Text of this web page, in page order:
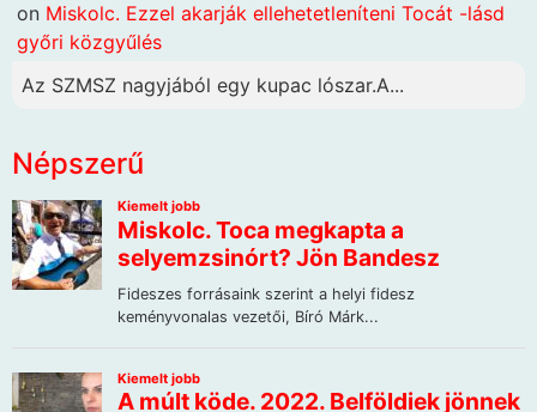
on Miskolc. Ezzel akarják ellehetetleníteni Tocát -lásd
győri közgyűlés
Az SZMSZ nagyjából egy kupac lószar.A...
Népszerű